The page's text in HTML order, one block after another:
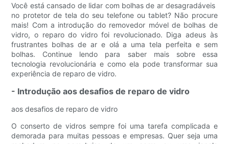
Você está cansado de lidar com bolhas de ar desagradáveis ​​
no protetor de tela do seu telefone ou tablet? Não procure
mais! Com a introdução do removedor móvel de bolhas de
vidro, o reparo do vidro foi revolucionado. Diga adeus às
frustrantes bolhas de ar e olá a uma tela perfeita e sem
bolhas. Continue lendo para saber mais sobre essa
tecnologia revolucionária e como ela pode transformar sua
experiência de reparo de vidro.
- Introdução aos desafios de reparo de vidro
aos desafios de reparo de vidro
O conserto de vidros sempre foi uma tarefa complicada e
demorada para muitas pessoas e empresas. Quer seja uma